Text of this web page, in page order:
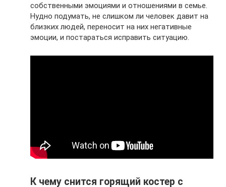
собственными эмоциями и отношениями в семье.
Нудно подумать, не слишком ли человек давит на
близких людей, переносит на них негативные
эмоции, и постараться исправить ситуацию.
К чему снится горящий костер с